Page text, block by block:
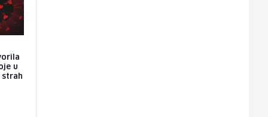
u
strah